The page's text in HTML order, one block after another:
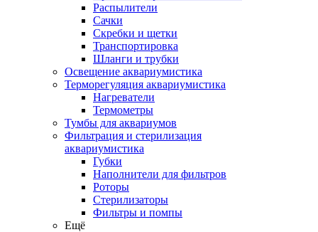
Распылители
Сачки
Скребки и щетки
Транспортировка
Шланги и трубки
Освещение аквариумистика
Терморегуляция аквариумистика
Нагреватели
Термометры
Тумбы для аквариумов
Фильтрация и стерилизация
аквариумистика
Губки
Наполнители для фильтров
Роторы
Стерилизаторы
Фильтры и помпы
Ещё